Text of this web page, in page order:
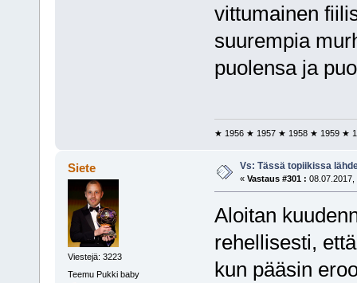
vittumainen
suurempia
puolensa ja
★ 1956 ★ 1957 ★ 1958 ★ 1959 ★
Siete
Viestejä: 3223
Teemu Pukki baby
Vs: Tässä topiikissa
« Vastaus #301 : 08.07.2017,
Aloitan
rehellisesti,
kun pääsin